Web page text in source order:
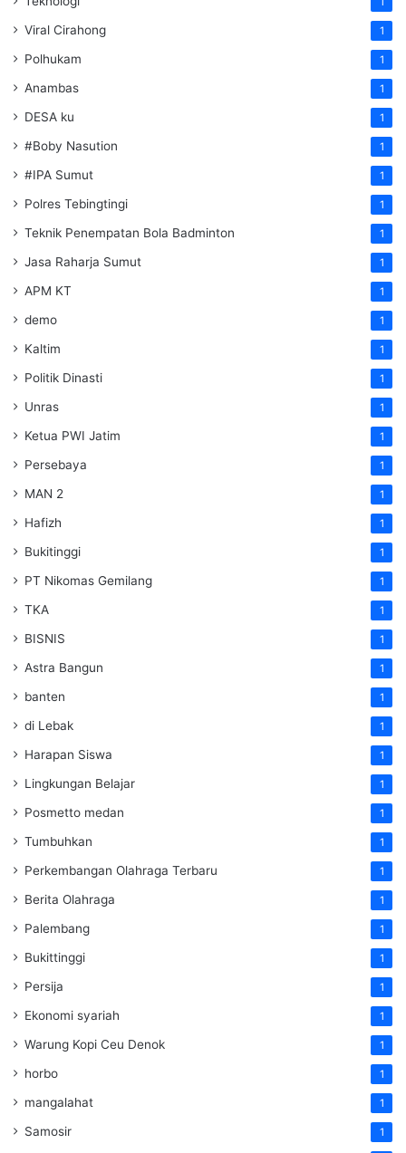
Viral Cirahong 1
Polhukam 1
Anambas 1
DESA ku 1
#Boby Nasution 1
#IPA Sumut 1
Polres Tebingtingi 1
Teknik Penempatan Bola Badminton 1
Jasa Raharja Sumut 1
APM KT 1
demo 1
Kaltim 1
Politik Dinasti 1
Unras 1
Ketua PWI Jatim 1
Persebaya 1
MAN 2 1
Hafizh 1
Bukitinggi 1
PT Nikomas Gemilang 1
TKA 1
BISNIS 1
Astra Bangun 1
banten 1
di Lebak 1
Harapan Siswa 1
Lingkungan Belajar 1
Posmetto medan 1
Tumbuhkan 1
Perkembangan Olahraga Terbaru 1
Berita Olahraga 1
Palembang 1
Bukittinggi 1
Persija 1
Ekonomi syariah 1
Warung Kopi Ceu Denok 1
horbo 1
mangalahat 1
Samosir 1